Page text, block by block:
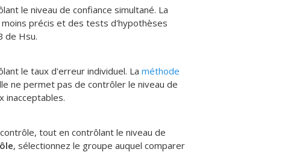
le niveau de confiance simultané. La
précis et des tests d'hypothèses
de Hsu.
le taux d'erreur individuel. La méthode
ne permet pas de contrôler le niveau de
inacceptables.
tout en contrôlant le niveau de
, sélectionnez le groupe auquel comparer